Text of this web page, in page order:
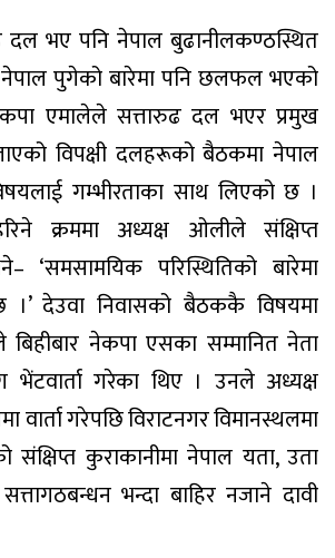
दल भए पनि नेपाल बुढानीलकण्ठस्थित
नेपाल पुगेको बारेमा पनि छलफल भएको
एमालेले सत्तारुढ दल भएर प्रमुख
विपक्षी दलहरूको बैठकमा नेपाल
गम्भीरताका साथ लिएको छ ।
क्रममा अध्यक्ष ओलीले संक्षिप्त
‘समसामयिक परिस्थितिको बारेमा
देउवा निवासको बैठककै विषयमा
बिहीबार नेकपा एसका सम्मानित नेता
गरेका थिए । उनले अध्यक्ष
वार्ता गरेपछि विराटनगर विमानस्थलमा
संक्षिप्त कुराकानीमा नेपाल यता, उता
भन्दा बाहिर नजाने दावी